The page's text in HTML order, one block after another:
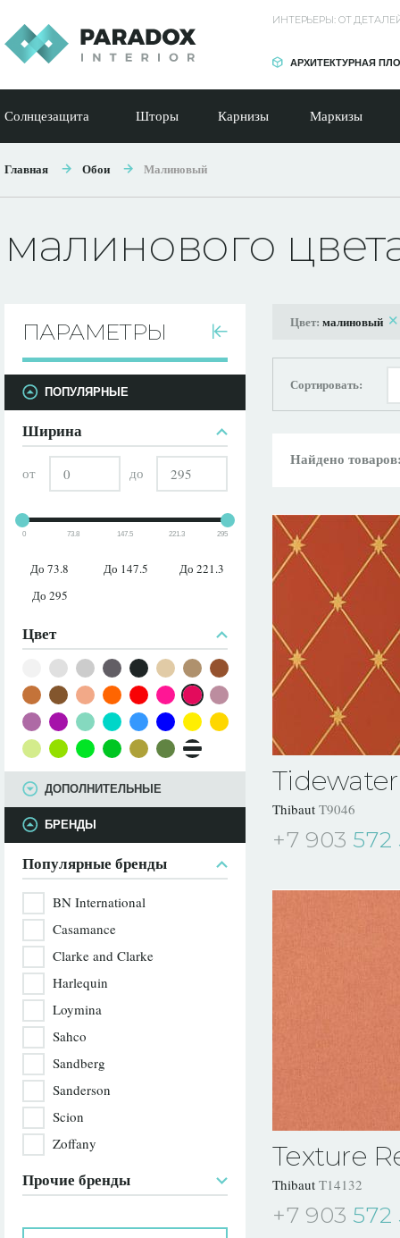
ИНТЕРЬЕРЫ: ОТ
АРХИТЕКТУРНАЯ
Солнцезащита Шторы Карнизы Маркизы
Главная Обои Малиновый
малинового
ПАРАМЕТРЫ
ПАРАМЕТРЫ
ПОПУЛЯРНЫЕ
Ширина
от до
0 73.8 147.5 221.3 295
До 73.8 До 147.5
До 221.3
До 295
Цвет
ДОПОЛНИТЕЛЬНЫЕ
БРЕНДЫ
Популярные бренды
BN International
Casamance
Clarke and Clarke
Harlequin
Loymina
Sahco
Sandberg
Sanderson
Scion
Zoffany
Прочие бренды
Цвет: малиновый
Сортировать:
Найдено
Tidewater
Thibaut T9046
+7 903 572
Texture
Thibaut T14132
+7 903 572